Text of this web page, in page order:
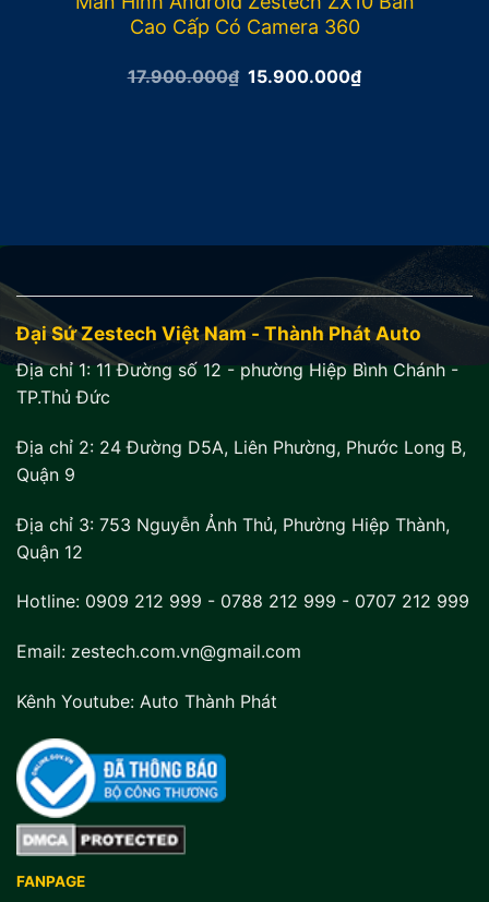
Cao Cấp Có Camera 360
17.900.000₫ Giá
15.900.000₫Giá
Đại Sứ Zestech Việt Nam - Thành Phát Auto
Địa chỉ 1: 11 Đường số 12 - phường Hiệp Bình Chánh -
TP.Thủ Đức
Địa chỉ 2: 24 Đường D5A, Liên Phường, Phước Long B,
Quận 9
Địa chỉ 3: 753 Nguyễn Ảnh Thủ, Phường Hiệp Thành,
Quận 12
Hotline: 0909 212 999 - 0788 212 999 - 0707 212 999
Email: zestech.com.vn@gmail.com
Kênh Youtube: Auto Thành Phát
FANPAGE